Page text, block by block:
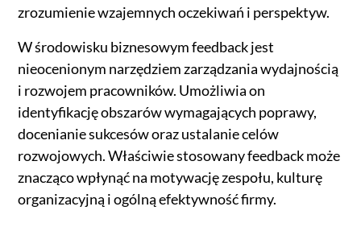
zrozumienie wzajemnych oczekiwań i perspektyw.
W środowisku biznesowym feedback jest
nieocenionym narzędziem zarządzania wydajnością
i rozwojem pracowników. Umożliwia on
identyfikację obszarów wymagających poprawy,
docenianie sukcesów oraz ustalanie celów
rozwojowych. Właściwie stosowany feedback może
znacząco wpłynąć na motywację zespołu, kulturę
organizacyjną i ogólną efektywność firmy.